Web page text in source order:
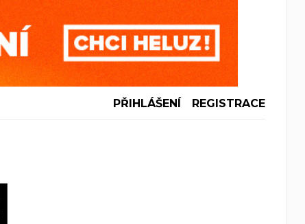
PŘIHLÁŠENÍ REGISTRACE